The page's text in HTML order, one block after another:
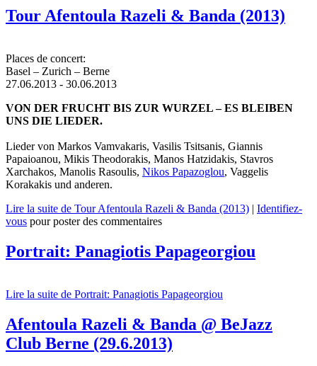
Tour Afentoula Razeli & Banda (2013)
Places de concert:
Basel – Zurich – Berne
27.06.2013 - 30.06.2013
VON DER FRUCHT BIS ZUR WURZEL – ES BLEIBEN
UNS DIE LIEDER.
Lieder von Markos Vamvakaris, Vasilis Tsitsanis, Giannis
Papaioanou, Mikis Theodorakis, Manos Hatzidakis, Stavros
Xarchakos, Manolis Rasoulis, Nikos Papazoglou, Vaggelis
Korakakis und anderen.
Lire la suite de Tour Afentoula Razeli & Banda (2013) | Identifiez-
vous pour poster des commentaires
Portrait: Panagiotis Papageorgiou
Lire la suite de Portrait: Panagiotis Papageorgiou
Afentoula Razeli & Banda @ BeJazz
Club Berne (29.6.2013)